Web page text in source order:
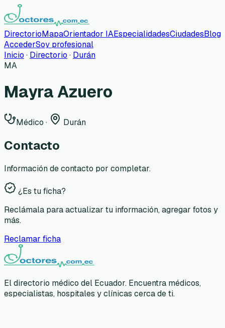
DirectorioMapaOrientador IAEspecialidadesCiudadesBlog
AccederSoy profesional
Inicio · Directorio · Durán
MA
Mayra Azuero
Médico · Durán
Contacto
Información de contacto por completar.
¿Es tu ficha?
Reclámala para actualizar tu información, agregar fotos y
más.
Reclamar ficha
El directorio médico del Ecuador. Encuentra médicos,
especialistas, hospitales y clínicas cerca de ti.